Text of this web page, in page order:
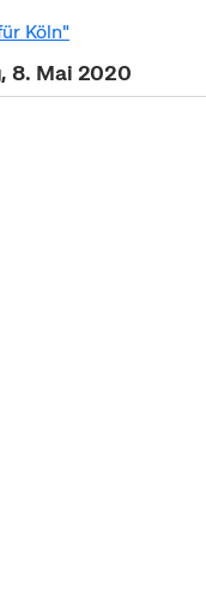
Köln"
8. Mai 2020